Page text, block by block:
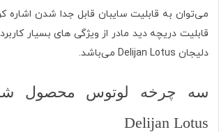
می‌توان به قابلیت سایبان قابل جدا شدن اشاره
قابلیت دریچه دید مادر از ویژگی های بسیار
دلیجان Delijan Lotus می‌باشد.
سه چرخه لوتوس محصول
Delijan Lotus